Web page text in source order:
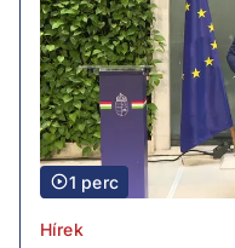
1 perc
Hírek